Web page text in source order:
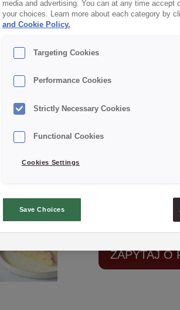
✔ RSPO MB
Szczegóły
ZAPYTAJ O
media and advertising. You can at any time accept
your choices. Learn more about each category by
and Cookie Policy.
Targeting Cookies
Performance Cookies
Strictly Necessary Cookies
Functional Cookies
Cookies Settings
Save Choices